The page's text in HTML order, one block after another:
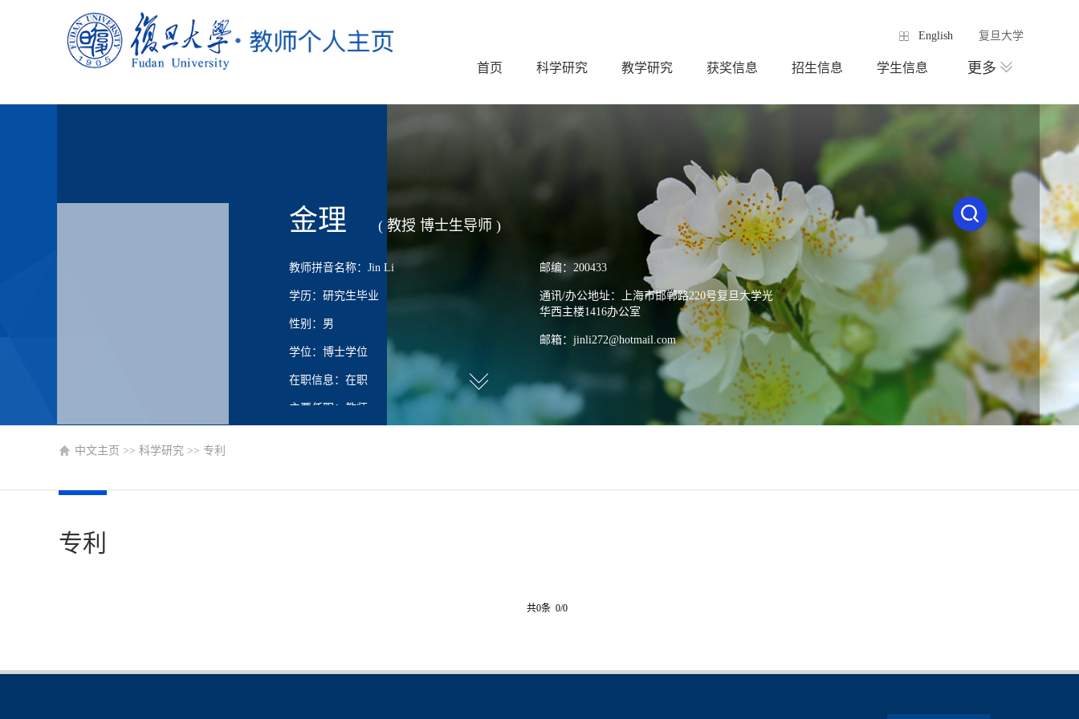
English 复旦大学
首页 科学研究 教学研究 获奖信息 招生信息 学生信息 更多
金理 ( 教授 博士生导师 )
教师拼音名称：Jin Li
学历：研究生毕业
性别：男
学位：博士学位
在职信息：在职
主要任职：教师
邮编：200433
通讯/办公地址：上海市邯郸路220号复旦大学光
华西主楼1416办公室
邮箱：jinli272@hotmail.com
中文主页 >> 科学研究 >> 专利
专利
共0条 0/0